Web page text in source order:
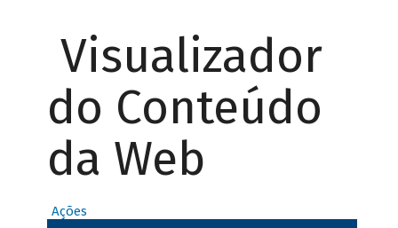
Visualizador
do Conteúdo
da Web
Ações